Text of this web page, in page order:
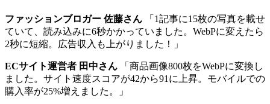
ファッションブロガー 佐藤さん 「1記事に15枚の写真を載せ
ていて、読み込みに6秒かかっていました。WebPに変えたら
2秒に短縮。広告収入も上がりました！」
ECサイト運営者 田中さん 「商品画像800枚をWebPに変換し
ました。サイト速度スコアが42から91に上昇。モバイルでの
購入率が25%増えました。」